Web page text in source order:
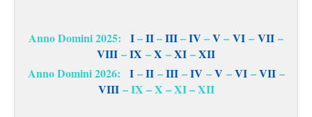
Anno Domini 2025: I–II–III–IV–V– VI – VII –
VIII –IX –X –XI –XII
Anno Domini 2026: I–II–III–IV–V–VI–VII–
VIII– IX – X – XI – XII